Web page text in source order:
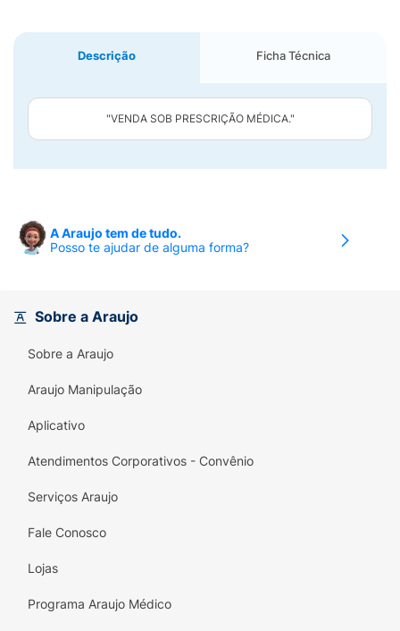
Descrição Ficha Técnica
"VENDA SOB PRESCRIÇÃO MÉDICA."
A Araujo tem de tudo.
Posso te ajudar de alguma forma?
Sobre a Araujo
Sobre a Araujo
Araujo Manipulação
Aplicativo
Atendimentos Corporativos - Convênio
Serviços Araujo
Fale Conosco
Lojas
Programa Araujo Médico